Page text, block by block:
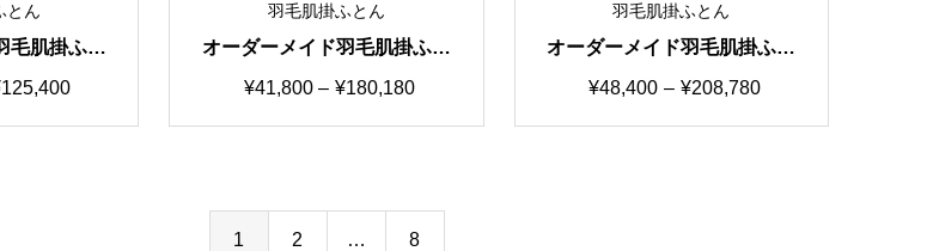
とん
毛肌掛ふと
サテン シ
125,400
羽毛肌掛ふとん
オーダーメイド羽毛肌掛ふと
ん 国産生地A 選べる4パタ
¥41,800 – ¥180,180
価
羽毛肌掛ふとん
オーダーメイド羽毛肌掛ふと
ん 国産生地B 選べる4パタ
¥48,400 – ¥208,780
価
1 2 … 8